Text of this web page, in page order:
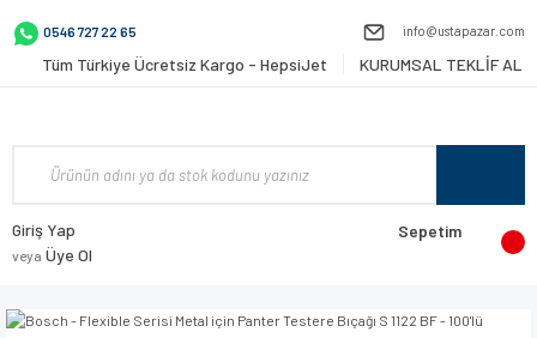
0546 727 22 65 info@ustapazar.com
Tüm Türkiye Ücretsiz Kargo - HepsiJet KURUMSAL TEKLİF AL
Giriş Yap
veya Üye Ol
Sepetim